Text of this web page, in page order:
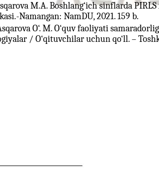
M.A. Boshlang‘ich sinflarda
Namangan: NamDU, 2021. 159 b.
O‘. M. O‘quv faoliyati
/ O‘qituvchilar uchun qo‘ll. –